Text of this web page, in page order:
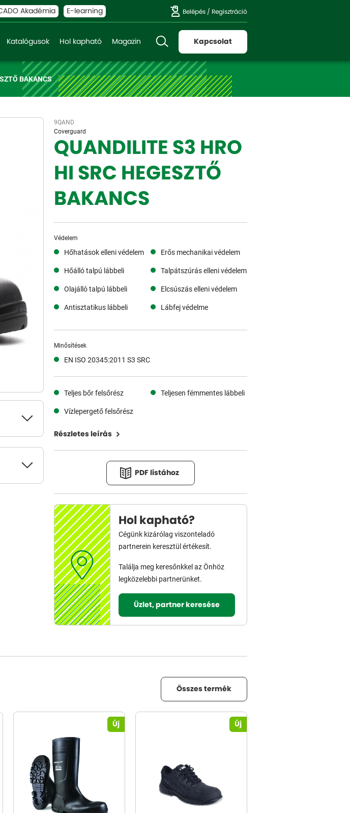
Akadémia E-learning Belépés / Regisztráció
Katalógusok Hol kapható Magazin Kapcsolat
BAKANCS
9QAND
Coverguard
QUANDILITE S3 HRO
HI SRC HEGESZTŐ
BAKANCS
Védelem
Hőhatások elleni védelem
Erős mechanikai védelem
Hőálló talpú lábbeli
Talpátszúrás elleni védelem
Olajálló talpú lábbeli
Elcsúszás elleni védelem
Antisztatikus lábbeli
Lábfej védelme
Minősítések
EN ISO 20345:2011 S3 SRC
Teljes bőr felsőrész
Teljesen fémmentes lábbeli
Vízlepergető felsőrész
Részletes leírás
PDF listához
Hol kapható?
Cégünk kizárólag viszonteladó
partnerein keresztül értékesít.
Találja meg keresőnkkel az Önhöz
legközelebbi partnerünket.
Üzlet, partner keresése
Összes termék
Új Új